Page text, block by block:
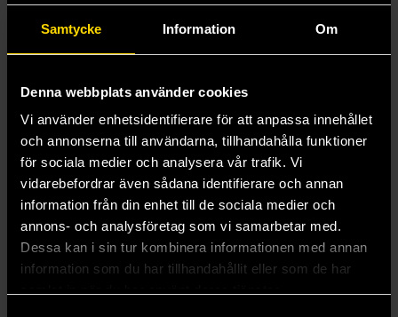
Samtycke Information Om
Denna webbplats använder cookies
Vi använder enhetsidentifierare för att anpassa innehållet
och annonserna till användarna, tillhandahålla funktioner
för sociala medier och analysera vår trafik. Vi
vidarebefordrar även sådana identifierare och annan
information från din enhet till de sociala medier och
annons- och analysföretag som vi samarbetar med.
Dessa kan i sin tur kombinera informationen med annan
information som du har tillhandahållit eller som de har
Injustice: Gods Among Us Year One: The Complete Collection (DC Compact Comics Edition)
Tom Taylor
139 kr
Beställ
Jonathan Hickman
239 kr
Beställ